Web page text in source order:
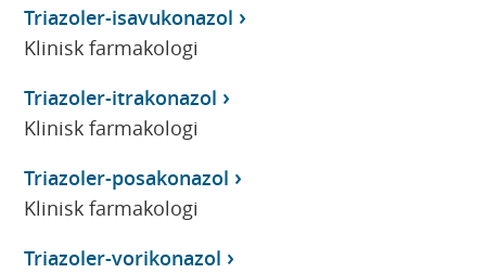
Triazoler-isavukonazol
Klinisk farmakologi
Triazoler-itrakonazol
Klinisk farmakologi
Triazoler-posakonazol
Klinisk farmakologi
Triazoler-vorikonazol